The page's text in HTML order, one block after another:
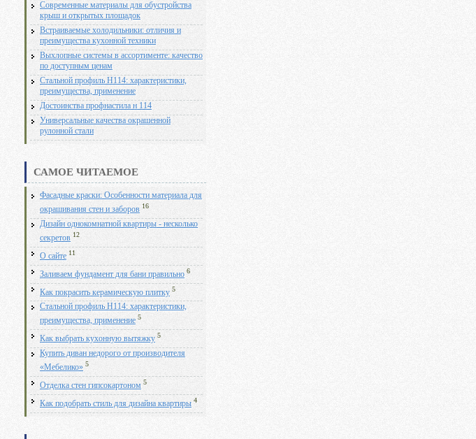
Современные материалы для обустройства
крыш и открытых площадок
Встраиваемые холодильники: отличия и
преимущества кухонной техники
Выхлопные системы в ассортименте: качество
по доступным ценам
Стальной профиль Н114: характеристики,
преимущества, применение
Достоинства профнастила н 114
Универсальные качества окрашенной
рулонной стали
САМОЕ ЧИТАЕМОЕ
Фасадные краски: Особенности материала для
окрашивания стен и заборов 16
Дизайн однокомнатной квартиры - несколько
секретов 12
О сайте 11
Заливаем фундамент для бани правильно 6
Как покрасить керамическую плитку 5
Стальной профиль Н114: характеристики,
преимущества, применение 5
Как выбрать кухонную вытяжку 5
Купить диван недорого от производителя
«Мебелико» 5
Отделка стен гипсокартоном 5
Как подобрать стиль для дизайна квартиры 4